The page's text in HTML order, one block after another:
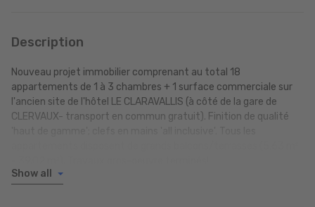
Description
Nouveau projet immobilier comprenant au total 18
appartements de 1 à 3 chambres + 1 surface commerciale sur
l'ancien site de l'hôtel LE CLARAVALLIS (à côté de la gare de
CLERVAUX- transport en commun gratuit). Finition de qualité
Show all